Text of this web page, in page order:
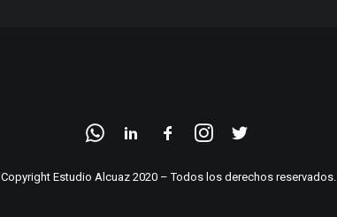
Copyright Estudio Alcuaz 2020 – Todos los derechos reservados.